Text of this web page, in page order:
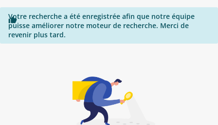

Votre recherche a été enregistrée afin que notre équipe
puisse améliorer notre moteur de recherche. Merci de
revenir plus tard.